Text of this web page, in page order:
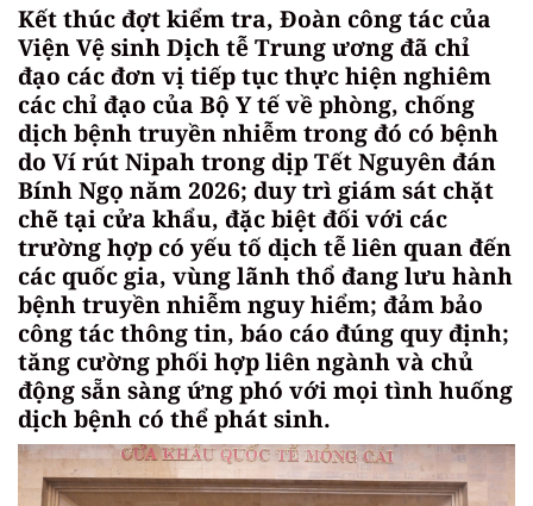
Kết thúc đợt kiểm tra, Đoàn công tác của
Viện Vệ sinh Dịch tễ Trung ương đã chỉ
đạo các đơn vị tiếp tục thực hiện nghiêm
các chỉ đạo của Bộ Y tế về phòng, chống
dịch bệnh truyền nhiễm trong đó có bệnh
do Ví rút Nipah trong dịp Tết Nguyên đán
Bính Ngọ năm 2026; duy trì giám sát chặt
chẽ tại cửa khẩu, đặc biệt đối với các
trường hợp có yếu tố dịch tễ liên quan đến
các quốc gia, vùng lãnh thổ đang lưu hành
bệnh truyền nhiễm nguy hiểm; đảm bảo
công tác thông tin, báo cáo đúng quy định;
tăng cường phối hợp liên ngành và chủ
động sẵn sàng ứng phó với mọi tình huống
dịch bệnh có thể phát sinh.